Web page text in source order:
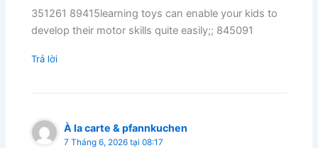
351261 89415learning toys can enable your kids to
develop their motor skills quite easily;; 845091
Trả lời
À la carte & pfannkuchen
7 Tháng 6, 2026 tại 08:17